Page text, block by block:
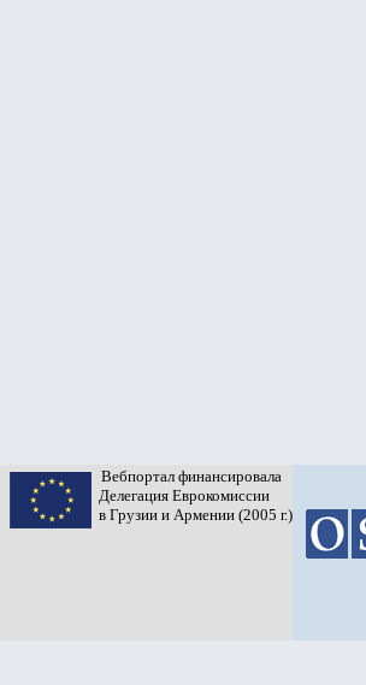
Вебпортал финансировала
Делегация Еврокомиссии
в Грузии и Армении (2005 г.)